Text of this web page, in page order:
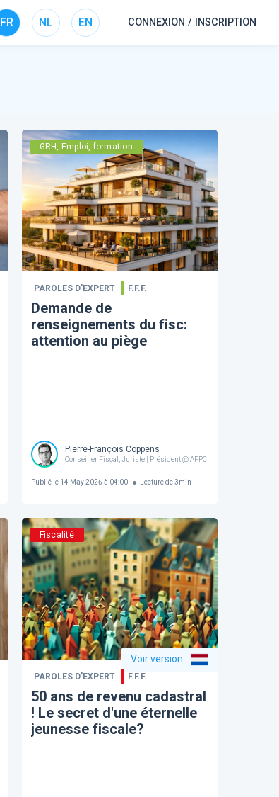
FR NL EN CONNEXION / INSCRIPTION
GRH, Emploi, formation
PAROLES D’EXPERT F.F.F.
Demande de
renseignements du fisc:
attention au piège
Pierre-François Coppens
Conseiller Fiscal, Juriste | Président @ AFPC
Publié le 14 May 2026 à 04:00 Lecture de 3min
Fiscalité
Voir version:
PAROLES D’EXPERT F.F.F.
50 ans de revenu cadastral
! Le secret d'une éternelle
jeunesse fiscale?